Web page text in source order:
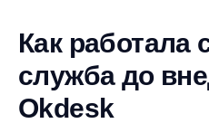
Как работала
служба до
Okdesk